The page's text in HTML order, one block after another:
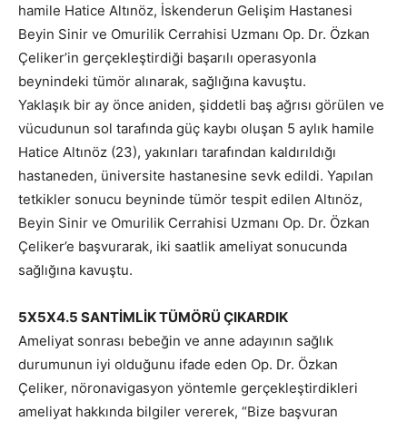
hamile Hatice Altınöz, İskenderun Gelişim Hastanesi
Beyin Sinir ve Omurilik Cerrahisi Uzmanı Op. Dr. Özkan
Çeliker’in gerçekleştirdiği başarılı operasyonla
beynindeki tümör alınarak, sağlığına kavuştu.
Yaklaşık bir ay önce aniden, şiddetli baş ağrısı görülen ve
vücudunun sol tarafında güç kaybı oluşan 5 aylık hamile
Hatice Altınöz (23), yakınları tarafından kaldırıldığı
hastaneden, üniversite hastanesine sevk edildi. Yapılan
tetkikler sonucu beyninde tümör tespit edilen Altınöz,
Beyin Sinir ve Omurilik Cerrahisi Uzmanı Op. Dr. Özkan
Çeliker’e başvurarak, iki saatlik ameliyat sonucunda
sağlığına kavuştu.
5X5X4.5 SANTİMLİK TÜMÖRÜ ÇIKARDIK
Ameliyat sonrası bebeğin ve anne adayının sağlık
durumunun iyi olduğunu ifade eden Op. Dr. Özkan
Çeliker, nöronavigasyon yöntemle gerçekleştirdikleri
ameliyat hakkında bilgiler vererek, “Bize başvuran